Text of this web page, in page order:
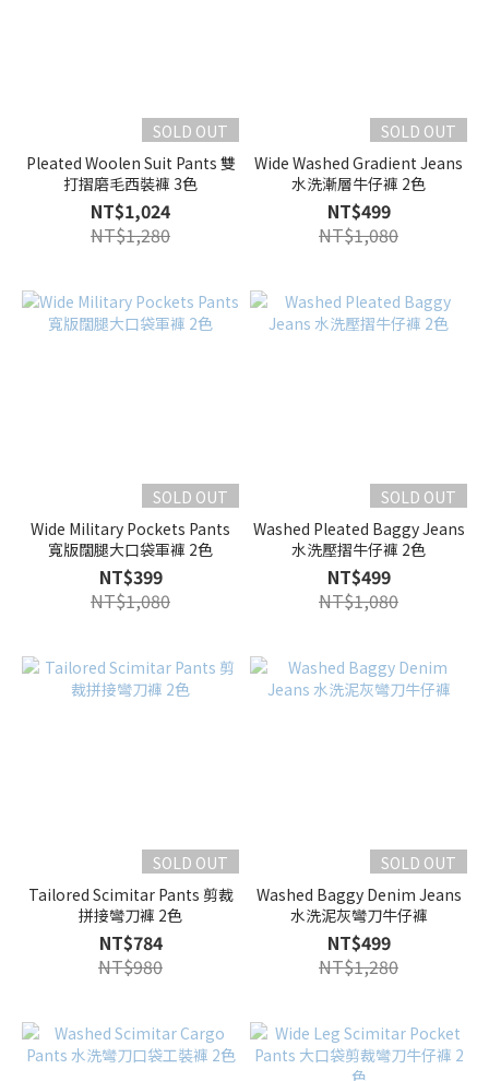
SOLD OUT
Pleated Woolen Suit Pants 雙
打摺磨毛西裝褲 3色
NT$1,024
NT$1,280
SOLD OUT
Wide Washed Gradient Jeans
水洗漸層牛仔褲 2色
NT$499
NT$1,080
SOLD OUT
Wide Military Pockets Pants
寬版闊腿大口袋軍褲 2色
NT$399
NT$1,080
SOLD OUT
Washed Pleated Baggy Jeans
水洗壓摺牛仔褲 2色
NT$499
NT$1,080
SOLD OUT
Tailored Scimitar Pants 剪裁
拼接彎刀褲 2色
NT$784
NT$980
SOLD OUT
Washed Baggy Denim Jeans
水洗泥灰彎刀牛仔褲
NT$499
NT$1,280